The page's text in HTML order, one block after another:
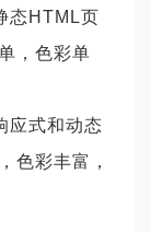
态HTML页
，色彩单
应式和动态
色彩丰富，